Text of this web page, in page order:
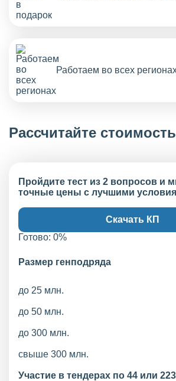
Работаем во всех
Рассчитайте
Пройдите тест из 2 вопросов и
точные цены с лучшими
Скачать КП
Готово: 0%
Размер генподряда
до 25 млн.
до 50 млн.
до 300 млн.
свыше 300 млн.
Участие в тендерах по 44 или